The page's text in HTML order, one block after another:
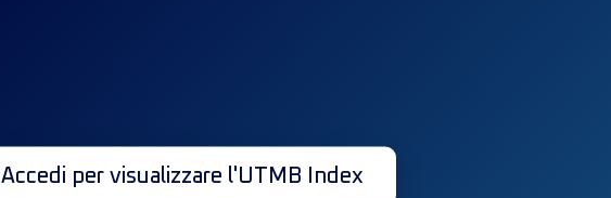
Accedi per visualizzare l'UTMB Index